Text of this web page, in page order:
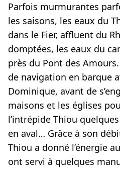
Parfois murmurantes
les saisons, les eaux du
dans le Fier, affluent du
domptées, les eaux du
près du Pont des
de navigation en barque
Dominique, avant de
maisons et les églises
l’intrépide Thiou
en aval… Grâce à son
Thiou a donné l’énergie
ont servi à quelques